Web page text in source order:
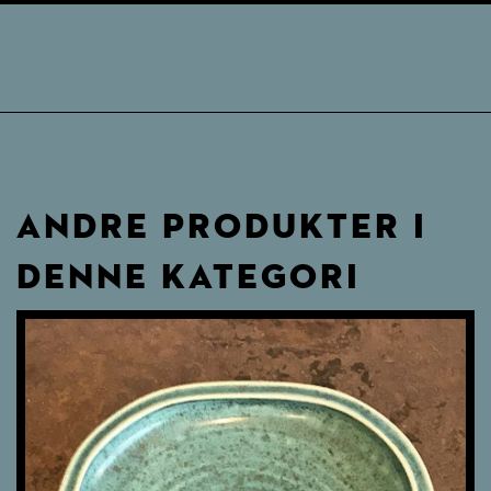
ANDRE PRODUKTER I
DENNE KATEGORI